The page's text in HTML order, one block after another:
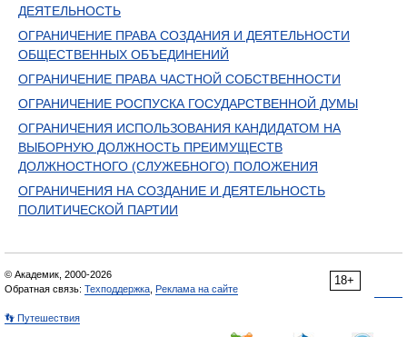
ДЕЯТЕЛЬНОСТЬ
ОГРАНИЧЕНИЕ ПРАВА СОЗДАНИЯ И ДЕЯТЕЛЬНОСТИ
ОБЩЕСТВЕННЫХ ОБЪЕДИНЕНИЙ
ОГРАНИЧЕНИЕ ПРАВА ЧАСТНОЙ СОБСТВЕННОСТИ
ОГРАНИЧЕНИЕ РОСПУСКА ГОСУДАРСТВЕННОЙ ДУМЫ
ОГРАНИЧЕНИЯ ИСПОЛЬЗОВАНИЯ КАНДИДАТОМ НА
ВЫБОРНУЮ ДОЛЖНОСТЬ ПРЕИМУЩЕСТВ
ДОЛЖНОСТНОГО (СЛУЖЕБНОГО) ПОЛОЖЕНИЯ
ОГРАНИЧЕНИЯ НА СОЗДАНИЕ И ДЕЯТЕЛЬНОСТЬ
ПОЛИТИЧЕСКОЙ ПАРТИИ
18+
© Академик, 2000-2026
Обратная связь: Техподдержка Реклама на сайте
👣 Путешествия